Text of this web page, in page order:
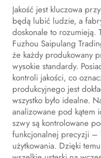
Jakość jest kluczowa
będą lubić ludzie, a
doskonale to rozumieją.
Fuzhou Saipulang
że każdy produkowany
wysokie standardy.
kontroli jakości, co
produkcyjnego jest
wszystko było idealne.
analizowane pod kątem
szwy są kontrolowane
funkcjonalnej precyzji –
użytkowania. Dzięki